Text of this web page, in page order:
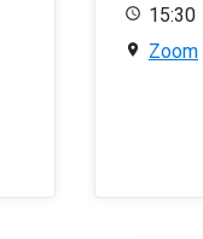
15:30
Zoom